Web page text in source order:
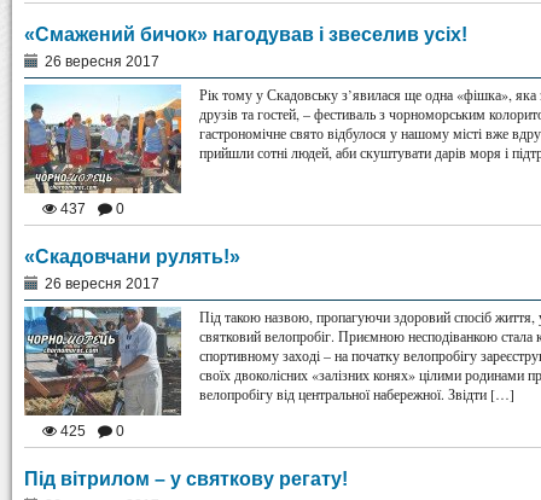
«Смажений бичок» нагодував і звеселив усіх!
26 вересня 2017
Рік тому у Скадовську з’явилася ще одна «фішка»,
друзів та гостей, – фестиваль з чорноморським
гастрономічне свято відбулося у нашому місті вже
прийшли сотні людей, аби скуштувати дарів моря і
437 0
«Скадовчани рулять!»
26 вересня 2017
Під такою назвою, пропагуючи здоровий спосіб життя,
святковий велопробіг. Приємною несподіванкою стала
спортивному заході – на початку велопробігу
своїх двоколісних «залізних конях» цілими родинами
велопробігу від центральної набережної. Звідти […]
425 0
Під вітрилом – у святкову регату!